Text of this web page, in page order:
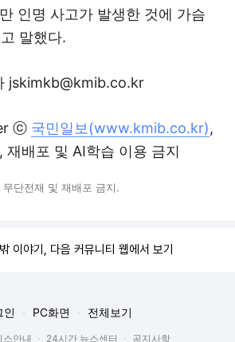
인명 사고가 발생한 것에 가슴
말했다.
jskimkb@kmib.co.kr
ⓒ 국민일보(www.kmib.co.kr),
재배포 및 AI학습 이용 금지
단전재 및 재배포 금지.
이야기, 다음 커뮤니티 웹에서 보기
인 PC화면 전체보기
스안내 24시간 뉴스센터 공지사항